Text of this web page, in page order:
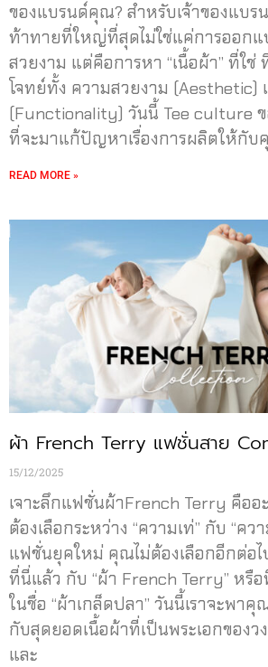
ของแบรนด์คุณ? สำหรับเจ้าของแบร
ท้าทายที่ใหญ่ที่สุดไม่ใช่แค่การออก
สวยงาม แต่คือการหา “เนื้อผ้า” ที่ใช่
โจทย์ทั้ง ความสวยงาม (Aesthetic)
(Functionality) วันนี้ Tee culture ข
ที่จะมาแก้ปัญหาเรื่องการผลิตให้กั
READ MORE »
ผ้า French Terry แฟชั่นสาย
15/12/2025
เจาะลึกแฟชั่นผ้าFrench Terry คืออะ
ต้องเลือกระหว่าง “ความเท่” กับ “คว
แฟชั่นยุคใหม่ คุณไม่ต้องเลือกอีกต่อไ
ที่นี่แล้ว กับ “ผ้า French Terry” หรื
ในชื่อ “ผ้าเกล็ดปลา” วันนี้เราจะพา
กับสุดยอดเนื้อผ้าที่เป็นพระเอกของว
และ